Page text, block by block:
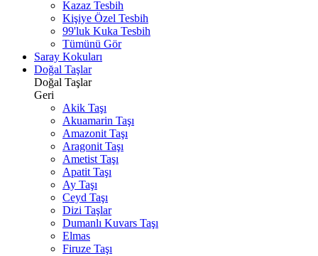
Kazaz Tesbih
Kişiye Özel Tesbih
99'luk Kuka Tesbih
Tümünü Gör
Saray Kokuları
Doğal Taşlar
Doğal Taşlar
Geri
Akik Taşı
Akuamarin Taşı
Amazonit Taşı
Aragonit Taşı
Ametist Taşı
Apatit Taşı
Ay Taşı
Ceyd Taşı
Dizi Taşlar
Dumanlı Kuvars Taşı
Elmas
Firuze Taşı